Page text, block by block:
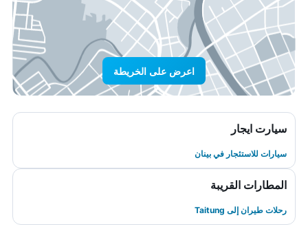
اعرض على الخريطة
سيارت ايجار
سيارات للاستئجار في بينان
المطارات القريبة
رحلات طيران إلى Taitung